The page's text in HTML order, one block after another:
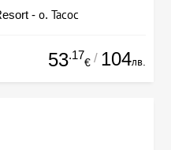
- о. Тасос
53.17
€ / 104лв.